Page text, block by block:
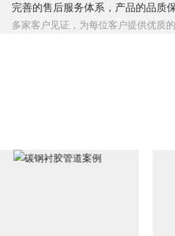
完善的售后服务体系，产品的品质
多家客户见证，为每位客户提供优质